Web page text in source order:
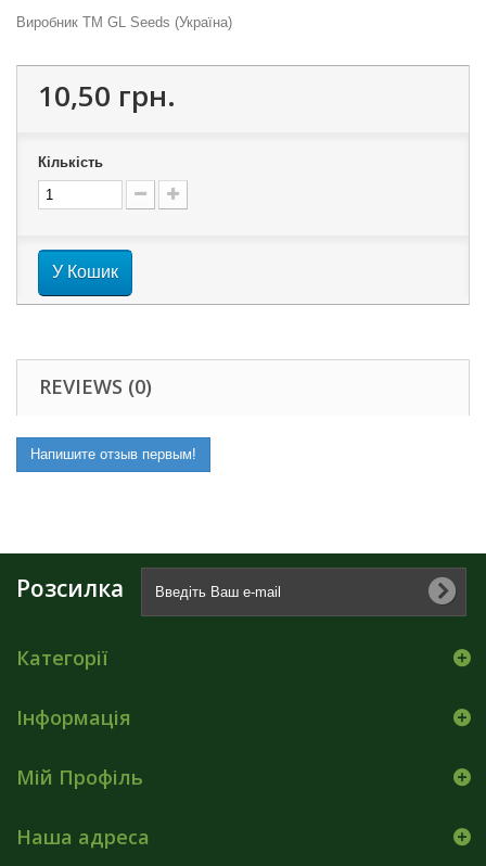
Виробник ТМ GL Seeds (Україна)
10,50 грн.
Кількість
У Кошик
REVIEWS (0)
Напишите отзыв первым!
Розсилка
Категорії
Інформація
Мій Профіль
Наша адреса